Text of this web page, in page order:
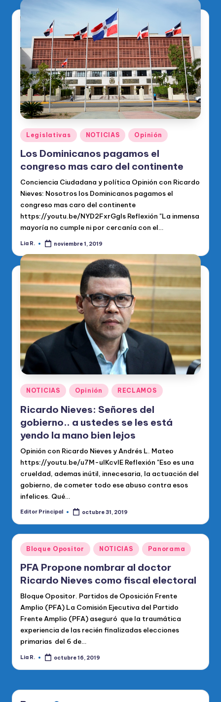
Publicado
en
Legislativas NOTICIAS Opinión
Los Dominicanos pagamos el
congreso mas caro del continente
Conciencia Ciudadana y política Opinión con Ricardo
Nieves: Nosotros los Dominicanos pagamos el
congreso mas caro del continente
https://youtu.be/NYD2FxrGgls Reflexión "La inmensa
mayoría no cumple ni por cercanía con el…
Publicado
Lia R. noviembre 1, 2019
Publicado
en
NOTICIAS Opinión RECLAMOS
Ricardo Nieves: Señores del
gobierno.. a ustedes se les está
yendo la mano bien lejos
Opinión con Ricardo Nieves y Andrés L. Mateo
https://youtu.be/u7M-uIKcvlE Reflexión "Eso es una
crueldad, ademas inútil, innecesaria, la actuación del
gobierno, de cometer todo ese abuso contra esos
infelices. Qué…
Publicado
Editor Principal octubre 31, 2019
Publicado
en
Bloque Opositor NOTICIAS Panorama
PFA Propone nombrar al doctor
Ricardo Nieves como fiscal electoral
Bloque Opositor. Partidos de Oposición Frente
Amplio (PFA) La Comisión Ejecutiva del Partido
Frente Amplio (PFA) aseguró que la traumática
experiencia de las recién finalizadas elecciones
primarias del 6 de…
Publicado
Lia R. octubre 16, 2019